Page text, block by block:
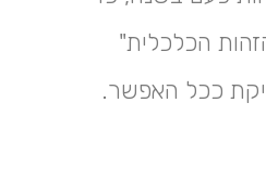
הכלכלית"
ככל האפשר.